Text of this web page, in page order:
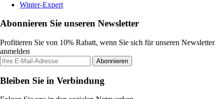
Winter-Expert
Abonnieren Sie unseren Newsletter
Profitieren Sie von 10% Rabatt, wenn Sie sich für unseren Newsletter
anmelden
Abonnieren
Bleiben Sie in Verbindung